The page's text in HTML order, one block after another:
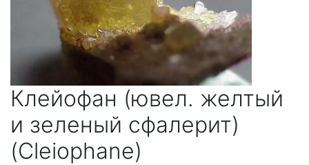
Клейофан (ювел. желтый
и зеленый сфалерит)
(Cleiophane)